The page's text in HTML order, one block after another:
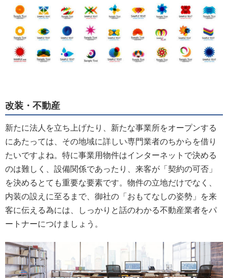
改装・不動産
新たに法人を立ち上げたり、新たな事業所をオープンする
にあたっては、その地域に詳しい専門業者のちからを借り
たいですよね。特に事業用物件はインターネットで決める
のは難しく、設備関係であったり、来客が「契約の可否」
を決めるとても重要な要素です。物件の立地だけでなく、
内装の設えに至るまで、御社の「おもてなしの姿勢」を来
客に伝える為には、しっかりと話のわかる不動産業者をパ
ートナーにつけましょう。